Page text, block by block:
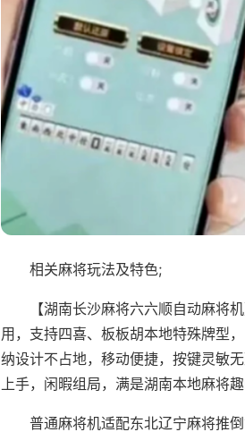
相关麻将玩法及特色;
【湖南长沙麻将六六顺自动麻将
用，支持四喜、板板胡本地特殊牌型
纳设计不占地，移动便捷，按键灵敏
上手，闲暇组局，满是湖南本地麻将趣
普通麻将机适配东北辽宁麻将推